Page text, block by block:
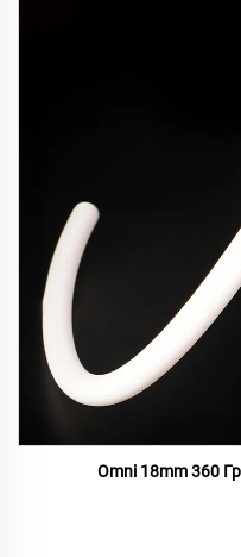
Omni 18mm 360